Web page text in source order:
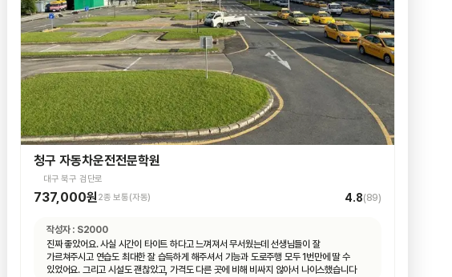
청구 자동차운전전문학원
대구 북구 검단로
737,000원2종 보통(자동) 4.8(89)
작성자 : S2000
진짜 좋았어요. 사실 시간이 타이트 하다고 느껴져서 무서웠는데 선생님들이 잘
가르쳐주시고 연습도 최대한 잘 습득하게 해주셔서 기능과 도로주행 모두 1번만에 딸 수
있었어요. 그리고 시설도 괜찮았고, 가격도 다른 곳에 비해 비싸지 않아서 나이스했습니다